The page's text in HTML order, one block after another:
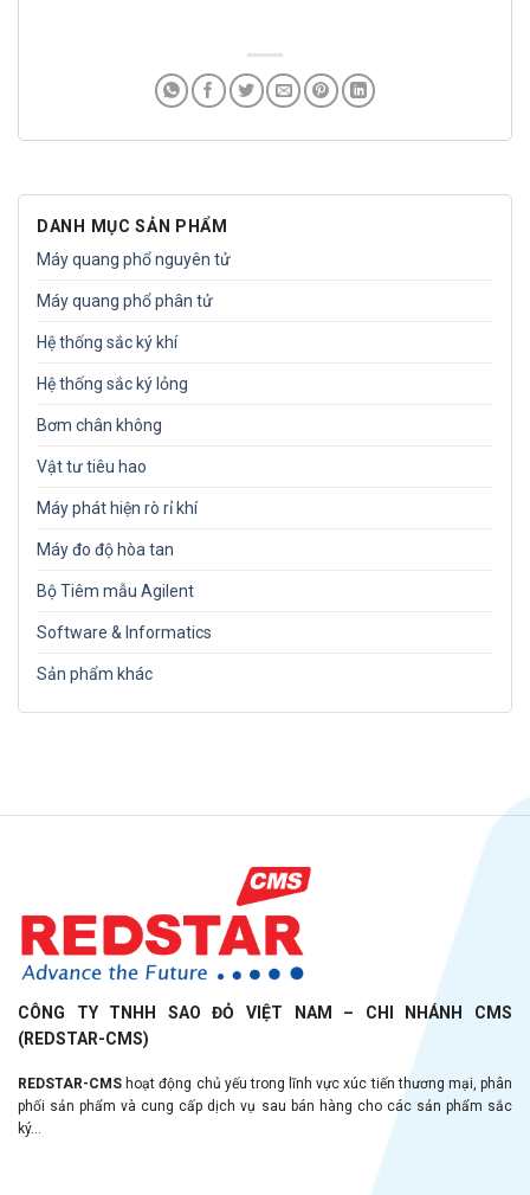
DANH MỤC SẢN PHẨM
Máy quang phổ nguyên tử
Máy quang phổ phân tử
Hệ thống sắc ký khí
Hệ thống sắc ký lỏng
Bơm chân không
Vật tư tiêu hao
Máy phát hiện rò rỉ khí
Máy đo độ hòa tan
Bộ Tiêm mẫu Agilent
Software & Informatics
Sản phẩm khác
CÔNG TY TNHH SAO ĐỎ VIỆT NAM – CHI NHÁNH CMS
(REDSTAR-CMS)
REDSTAR-CMS hoạt động chủ yếu trong lĩnh vực xúc tiến thương mại, phân
phối sản phẩm và cung cấp dịch vụ sau bán hàng cho các sản phẩm sắc
ký...